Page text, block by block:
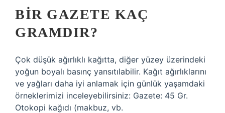
BIR GAZETE KAÇ
GRAMDIR?
Çok düşük ağırlıklı kağıtta, diğer yüzey üzerindeki
yoğun boyalı basınç yansıtılabilir. Kağıt ağırlıklarını
ve yağları daha iyi anlamak için günlük yaşamdaki
örneklerimizi inceleyebilirsiniz: Gazete: 45 Gr.
Otokopi kağıdı (makbuz, vb.